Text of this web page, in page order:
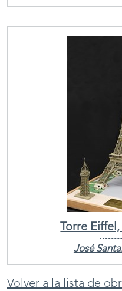
Torre Eiffel,
José
Volver a la lista de